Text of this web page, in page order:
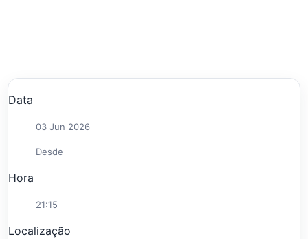
Data
03 Jun 2026
Desde
Hora
21:15
Localização